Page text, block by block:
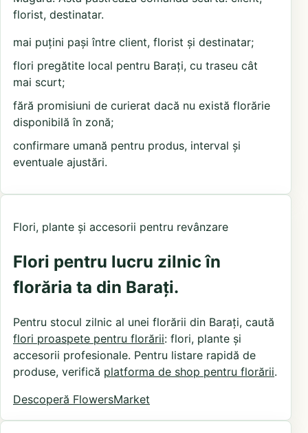
florist, destinatar.
mai puțini pași între client, florist și destinatar;
flori pregătite local pentru Barați, cu traseu cât
mai scurt;
fără promisiuni de curierat dacă nu există florărie
disponibilă în zonă;
confirmare umană pentru produs, interval și
eventuale ajustări.
Flori, plante și accesorii pentru revânzare
Flori pentru lucru zilnic în
florăria ta din Barați.
Pentru stocul zilnic al unei florării din Barați, caută
flori proaspete pentru florării: flori, plante și
accesorii profesionale. Pentru listare rapidă de
produse, verifică platforma de shop pentru florării.
Descoperă FlowersMarket